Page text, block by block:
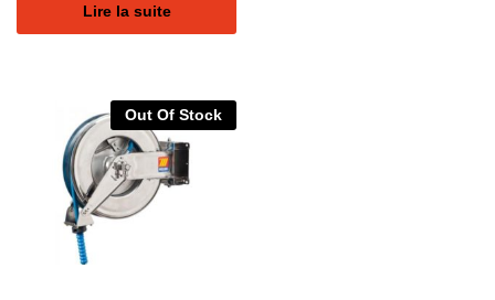
Lire la suite
Out Of Stock